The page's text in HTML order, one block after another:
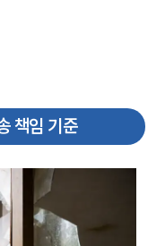
책임 기준